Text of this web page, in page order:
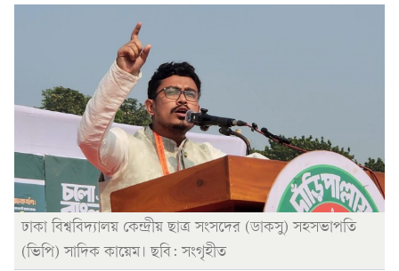
ঢাকা বিশ্ববিদ্যালয় কেন্দ্রীয় ছাত্র সংসদের (ডাকসু) সহসভাপতি
(ভিপি) সাদিক কায়েম। ছবি: সংগৃহীত